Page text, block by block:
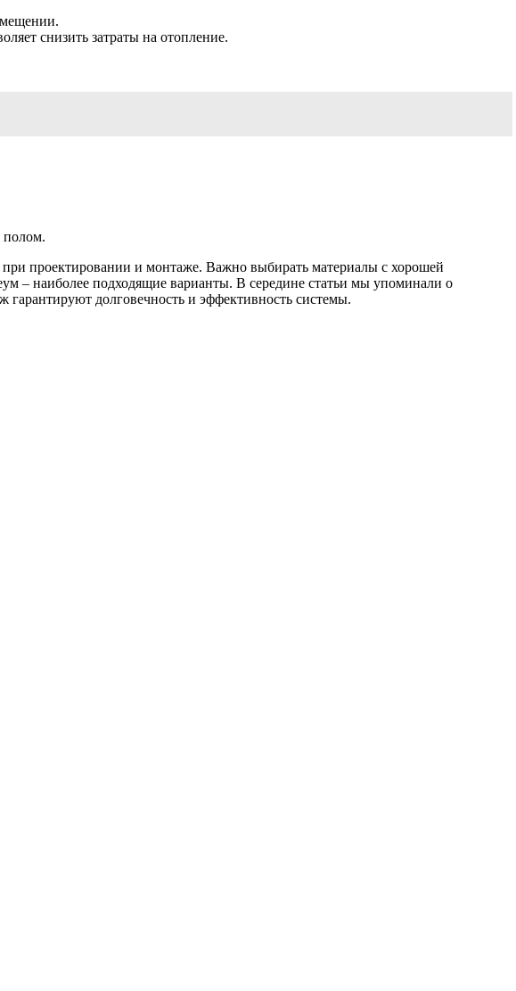
снизить затраты на отопление.
полом.
проектировании и монтаже. Важно выбирать материалы с хорошей
– наиболее подходящие варианты. В середине статьи мы упоминали о
долговечность и эффективность системы.